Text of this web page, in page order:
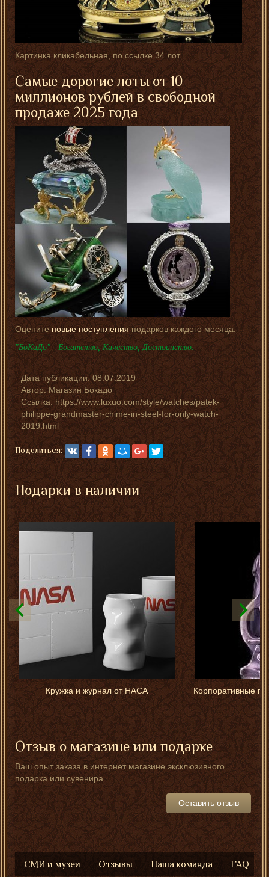
Картинка кликабельная, по ссылке 34 лот.
Самые дорогие лоты от 10
миллионов рублей в свободной
продаже 2025 года
Оцените новые поступленияподарков каждого месяца.
"БоКаДо" - Богатство, Качество, Достоинство.
Дата публикации:08.07.2019
Автор: Магазин Бокадо
Ссылка: https://www.luxuo.com/style/watches/patek-
philippe-grandmaster-chime-in-steel-for-only-watch-
2019.html
Поделиться:
Подарки в наличии
Кружка и журнал от НАСА
Корпоративные
Отзыв о магазине или подарке
Ваш опыт заказа в интернет магазине эксклюзивного
подарка или сувенира.
Оставить отзыв
СМИ и музеи Отзывы Наша команда FAQ